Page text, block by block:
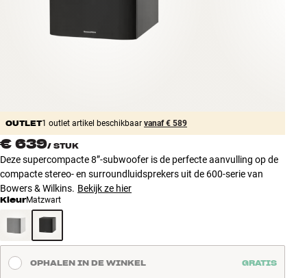
AANBIEDINGEN
Winkels
Klantenservice
Inloggen
Klantenservice
Bouw met geluid
OUTLET1 outlet artikel beschikbaar vanaf € 589
€ 639/ STUK
Deze supercompacte 8”-subwoofer is de perfecte aanvulling op de
compacte stereo- en surroundluidsprekers uit de 600-serie van
Bowers & Wilkins. Bekijk ze hier
KleurMatzwart
OPHALEN IN DE WINKEL GRATIS